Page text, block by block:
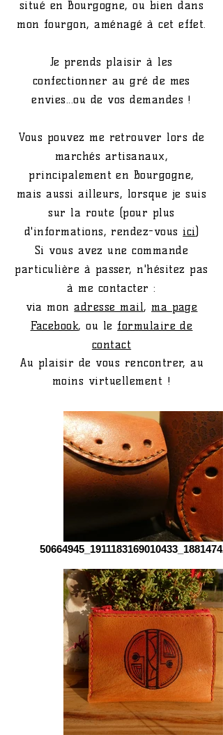
situé en Bourgogne, ou bien dans
mon fourgon, aménagé à cet effet.
Je prends plaisir à les
confectionner au gré de mes
envies...ou de vos demandes !
Vous pouvez me retrouver lors de
marchés artisanaux,
principalement en Bourgogne,
mais aussi ailleurs, lorsque je suis
sur la route (pour plus
d'informations, rendez-vous ici)
Si vous avez une commande
particulière à passer, n'hésitez pas
à me contacter :
via monadresse mail, ma page
Facebook, ou le formulaire de
contact
Au plaisir de vous rencontrer, au
moins virtuellement !